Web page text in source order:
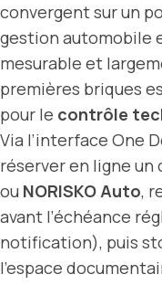
convergent sur un
gestion automobile
mesurable et
premières briques
pour le contrôle
Via l’interface One
réserver en ligne un
ou NORISKO Auto,
avant l’échéance
notification), puis
l’espace